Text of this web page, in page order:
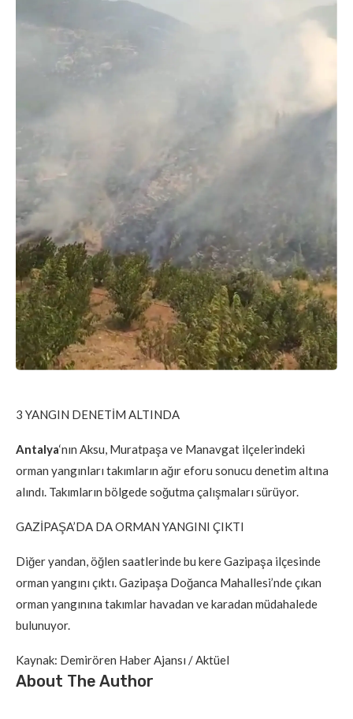
3 YANGIN DENETİM ALTINDA
Antalya‘nın Aksu, Muratpaşa ve Manavgat ilçelerindeki
orman yangınları takımların ağır eforu sonucu denetim altına
alındı. Takımların bölgede soğutma çalışmaları sürüyor.
GAZİPAŞA’DA DA ORMAN YANGINI ÇIKTI
Diğer yandan, öğlen saatlerinde bu kere Gazipaşa ilçesinde
orman yangını çıktı. Gazipaşa Doğanca Mahallesi’nde çıkan
orman yangınına takımlar havadan ve karadan müdahalede
bulunuyor.
Kaynak: Demirören Haber Ajansı / Aktüel
About The Author